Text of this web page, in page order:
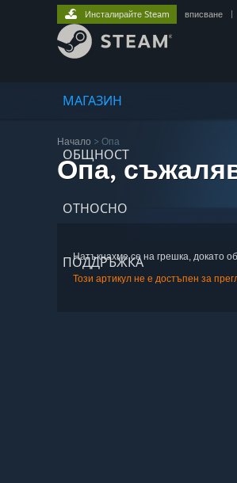
МАГАЗИН
ОБЩНОСТ
ОТНОСНО
ПОДДРЪЖКА
Инсталирайте Steam вписване
Начало > Опа
Опа,
Натъкнахме се на грешка, докато
Този артикул не е достъпен за